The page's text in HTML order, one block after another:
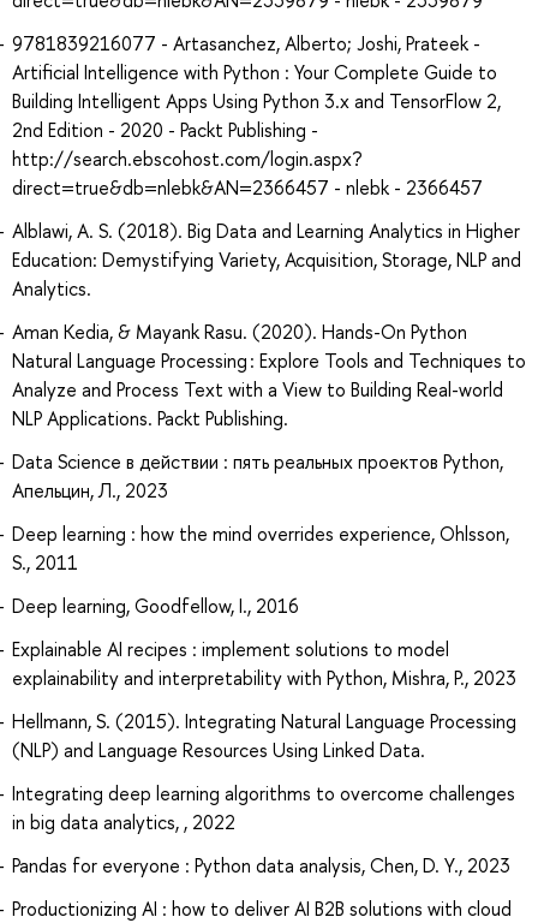
9781839216077 - Artasanchez, Alberto; Joshi, Prateek -
Artificial Intelligence with Python : Your Complete Guide to
Building Intelligent Apps Using Python 3.x and TensorFlow 2,
2nd Edition - 2020 - Packt Publishing -
http://search.ebscohost.com/login.aspx?
direct=true&db=nlebk&AN=2366457 - nlebk - 2366457
Alblawi, A. S. (2018). Big Data and Learning Analytics in Higher
Education: Demystifying Variety, Acquisition, Storage, NLP and
Analytics.
Aman Kedia, & Mayank Rasu. (2020). Hands-On Python
Natural Language Processing : Explore Tools and Techniques to
Analyze and Process Text with a View to Building Real-world
NLP Applications. Packt Publishing.
Data Science в действии : пять реальных проектов Python,
Апельцин, Л., 2023
Deep learning : how the mind overrides experience, Ohlsson,
S., 2011
Deep learning, Goodfellow, I., 2016
Explainable AI recipes : implement solutions to model
explainability and interpretability with Python, Mishra, P., 2023
Hellmann, S. (2015). Integrating Natural Language Processing
(NLP) and Language Resources Using Linked Data.
Integrating deep learning algorithms to overcome challenges
in big data analytics, , 2022
Pandas for everyone : Python data analysis, Chen, D. Y., 2023
Productionizing AI : how to deliver AI B2B solutions with cloud